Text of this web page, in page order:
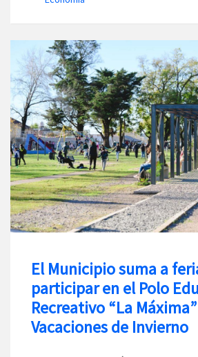
El Municipio suma a
participar en el Polo
Recreativo “La
Vacaciones de Invierno